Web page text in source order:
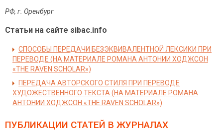
РФ, г. Оренбург
Статьи на сайте sibac.info
СПОСОБЫ ПЕРЕДАЧИ БЕЗЭКВИВАЛЕНТНОЙ ЛЕКСИКИ ПРИ
ПЕРЕВОДЕ (НА МАТЕРИАЛЕ РОМАНА АНТОНИИ ХОДЖСОН
«THE RAVEN SCHOLAR»)
ПЕРЕДАЧА АВТОРСКОГО СТИЛЯ ПРИ ПЕРЕВОДЕ
ХУДОЖЕСТВЕННОГО ТЕКСТА (НА МАТЕРИАЛЕ РОМАНА
АНТОНИИ ХОДЖСОН «THE RAVEN SCHOLAR»)
ПУБЛИКАЦИИ СТАТЕЙ В ЖУРНАЛАХ